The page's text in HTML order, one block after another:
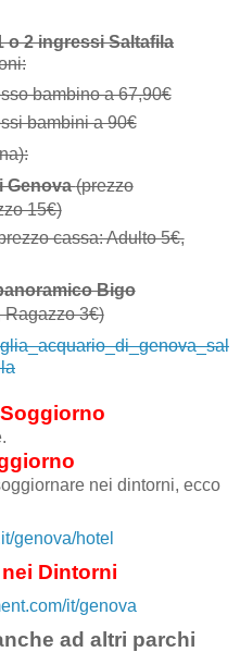
o 2 ingressi Saltafila
bambino a 67,90€
bambini a 90€
Genova(prezzo
15€)
cassa: Adulto 5€,
Bigo
Ragazzo 3€)
nei dintorni, ecco
genova/hotel
Dintorni
it/genova
ad altri parchi